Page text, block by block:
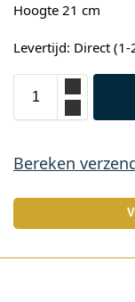
Hoogte 21 cm
Levertijd: Direct (1-
Bereken